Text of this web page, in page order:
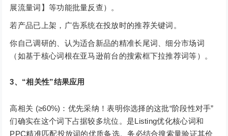
展流量词】等功能批量反查）。
若产品已上架，广告系统在投放时的推荐关键词。
你自己调研的、认为适合新品的精准长尾词、细分市场词
（如基于核心词根在亚马逊前台的搜索框下拉推荐词等）。
3、“相关性”结果应用
高相关 (≥60%)：优先采纳！表明你选择的这批“阶段性对手”
们确实在这个词下占据较多坑位。是Listing优化核心词和
PPC精准匹配投放词的优质备选。务必结合搜索量验证其价